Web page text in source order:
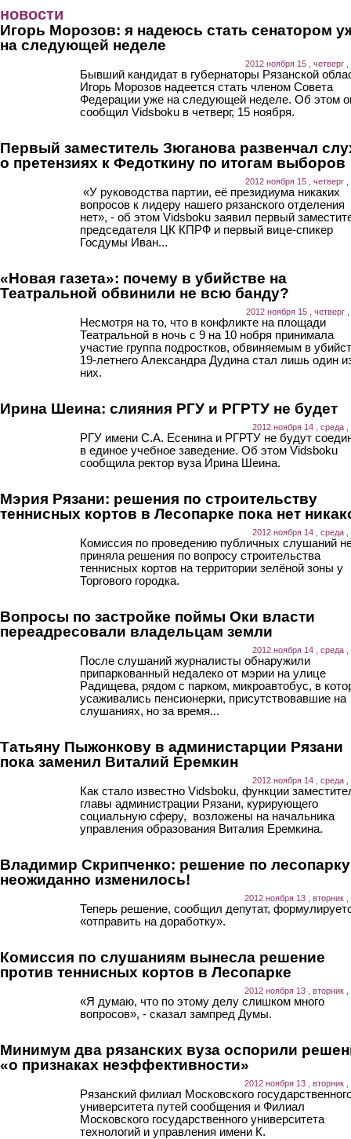
новости
Игорь Морозов: я надеюсь стать сенатором
на следующей неделе
2012 ноября 15 , четверг ,
Бывший кандидат в губернаторы Рязанской
Игорь Морозов надеется стать членом Совета
Федерации уже на следующей неделе. Об этом
сообщил Vidsboku в четверг, 15 ноября.
Первый заместитель Зюганова развенчал
о претензиях к Федоткину по итогам выборов
2012 ноября 15 , четверг ,
«У руководства партии, её президиума никаких
вопросов к лидеру нашего рязанского отделения
нет», - об этом Vidsboku заявил первый
председателя ЦК КПРФ и первый вице-спикер
Госдумы Иван...
«Новая газета»: почему в убийстве на
Театральной обвинили не всю банду?
2012 ноября 15 , четверг ,
Несмотря на то, что в конфликте на площади
Театральной в ночь с 9 на 10 нобря принимала
участие группа подростков, обвиняемым в
19-летнего Александра Дудина стал лишь один
них.
Ирина Шеина: слияния РГУ и РГРТУ не будет
2012 ноября 14 , среда ,
РГУ имени С.А. Есенина и РГРТУ не будут
в единое учебное заведение. Об этом Vidsboku
сообщила ректор вуза Ирина Шеина.
Мэрия Рязани: решения по строительству
теннисных кортов в Лесопарке пока нет
2012 ноября 14 , среда ,
Комиссия по проведению публичных слушаний
приняла решения по вопросу строительства
теннисных кортов на территории зелёной зоны у
Торгового городка.
Вопросы по застройке поймы Оки власти
переадресовали владельцам земли
2012 ноября 14 , среда ,
После слушаний журналисты обнаружили
припаркованный недалеко от мэрии на улице
Радищева, рядом с парком, микроавтобус, в
усаживались пенсионерки, присутствовавшие на
слушаниях, но за время...
Татьяну Пыжонкову в администарции Рязани
пока заменил Виталий Еремкин
2012 ноября 14 , среда ,
Как стало известно Vidsboku, функции
главы администрации Рязани, курирующего
социальную сферу, возложены на начальника
управления образования Виталия Еремкина.
Владимир Скрипченко: решение по лесопарку
неожиданно изменилось!
2012 ноября 13 , вторник ,
Теперь решение, сообщил депутат,
«отправить на доработку».
Комиссия по слушаниям вынесла решение
против теннисных кортов в Лесопарке
2012 ноября 13 , вторник ,
«Я думаю, что по этому делу слишком много
вопросов», - сказал зампред Думы.
Минимум два рязанских вуза оспорили
«о признаках неэффективности»
2012 ноября 13 , вторник ,
Рязанский филиал Московского
университета путей сообщения и Филиал
Московского государственного университета
технологий и управления имени К.